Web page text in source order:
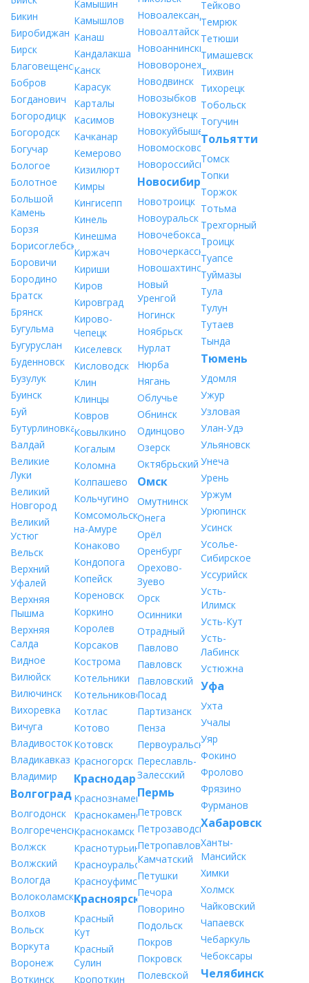
Бикин
Биробиджан
Бирск
Благовещенск
Бобров
Богданович
Богородицк
Богородск
Богучар
Бологое
Болотное
Большой
Камень
Борзя
Борисоглебск
Боровичи
Бородино
Братск
Брянск
Бугульма
Бугуруслан
Буденновск
Бузулук
Буинск
Буй
Бутурлиновка
Валдай
Великие
Луки
Великий
Новгород
Великий
Устюг
Вельск
Верхний
Уфалей
Верхняя
Пышма
Верхняя
Салда
Видное
Вилюйск
Вилючинск
Вихоревка
Вичуга
Владивосток
Владикавказ
Владимир
Волгоград
Волгодонск
Волгореченск
Волжск
Волжский
Вологда
Волоколамск
Волхов
Вольск
Воркута
Воронеж
Воткинск
Камышин
Камышлов
Канаш
Кандалакша
Канск
Карасук
Карталы
Касимов
Качканар
Кемерово
Кизилюрт
Кимры
Кингисепп
Кинель
Кинешма
Киржач
Кириши
Киров
Кировград
Кирово-
Чепецк
Киселевск
Кисловодск
Клин
Клинцы
Ковров
Ковылкино
Когалым
Коломна
Колпашево
Кольчугино
Комсомольск-
на-Амуре
Конаково
Кондопога
Копейск
Кореновск
Коркино
Королев
Корсаков
Кострома
Котельники
Котельниково
Котлас
Котово
Котовск
Красногорск
Краснодар
Краснознаменск
Краснокаменск
Краснокамск
Краснотурьинск
Красноуральск
Красноуфимск
Красноярск
Красный
Кут
Красный
Сулин
Кропоткин
Новоалександровск
Новоалтайск
Новоаннинский
Нововоронеж
Новодвинск
Новозыбков
Новокузнецк
Новокуйбышевск
Новомосковск
Новороссийск
Новосибирск
Новотроицк
Новоуральск
Новочебоксарск
Новочеркасск
Новошахтинск
Новый
Уренгой
Ногинск
Ноябрьск
Нурлат
Нюрба
Нягань
Облучье
Обнинск
Одинцово
Озерск
Октябрьский
Омск
Омутнинск
Онега
Орёл
Оренбург
Орехово-
Зуево
Орск
Осинники
Отрадный
Павлово
Павловск
Павловский
Посад
Партизанск
Пенза
Первоуральск
Переславль-
Залесский
Пермь
Петровск
Петрозаводск
Петропавловск-
Камчатский
Петушки
Печора
Поворино
Подольск
Покров
Покровск
Полевской
Тейково
Темрюк
Тетюши
Тимашевск
Тихвин
Тихорецк
Тобольск
Тогучин
Тольятти
Томск
Топки
Торжок
Тотьма
Трехгорный
Троицк
Туапсе
Туймазы
Тула
Тулун
Тутаев
Тында
Тюмень
Удомля
Ужур
Узловая
Улан-Удэ
Ульяновск
Унеча
Урень
Уржум
Урюпинск
Усинск
Усолье-
Сибирское
Уссурийск
Усть-
Илимск
Усть-Кут
Усть-
Лабинск
Устюжна
Уфа
Ухта
Учалы
Уяр
Фокино
Фролово
Фрязино
Фурманов
Хабаровск
Ханты-
Мансийск
Химки
Холмск
Чайковский
Чапаевск
Чебаркуль
Чебоксары
Челябинск